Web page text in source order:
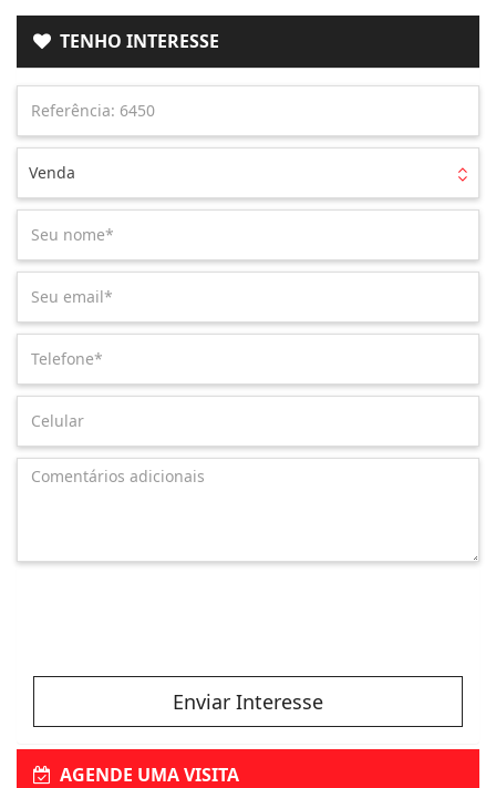
TENHO INTERESSE
Venda
Enviar Interesse
AGENDE UMA VISITA